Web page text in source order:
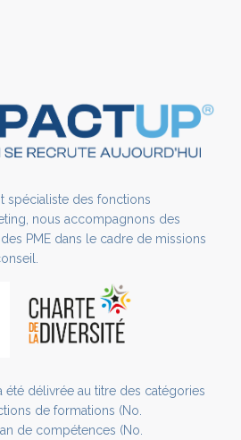
spécialiste des fonctions
nous accompagnons des
PME dans le cadre de missions
été délivrée au titre des catégories
de formations (No.
de compétences (No.